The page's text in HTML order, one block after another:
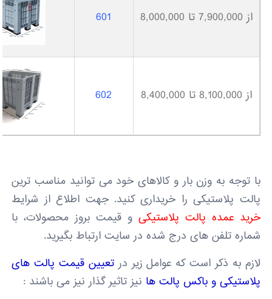
از 7,900,000 تا 8,000,000 601
از 8,100,000 تا 8,400,000 602
با توجه به وزن بار و کالاهای خود می توانید مناسب ترین
پالت پلاستیکی را خریداری کنید. جهت اطلاع از شرایط
خرید عمده پالت پلاستیکی و قیمت بروز محصولات، با
شماره تلفن های درج شده در سایت ارتباط بگیرید.
لازم به ذکر است که عوامل زیر درتعیین قیمت پالت های
پلاستیکی و باکس پالت ها نیز تاثیر گذار نیز می باشند :